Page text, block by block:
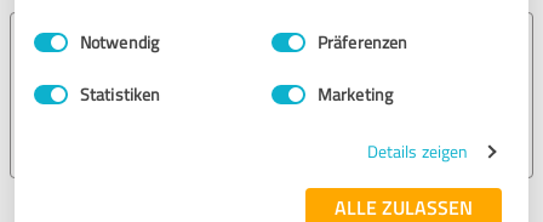
Impressum Datenschutzbestimmungen
Einwilligungsauswahl
Notwendig Präferenzen
Statistiken Marketing
Details zeigen
ALLE ZULASSEN
Räumfuchs